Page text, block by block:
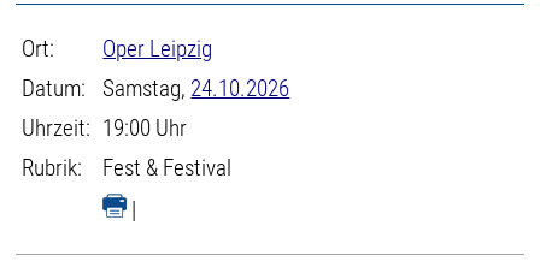
Ort:
Oper Leipzig
Datum:
Samstag, 24.10.2026
Uhrzeit: 19:00 Uhr
Rubrik:
Fest & Festival
|